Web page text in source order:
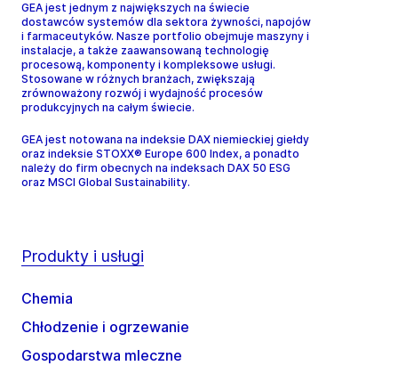
GEA jest jednym z największych na świecie
dostawców systemów dla sektora żywności, napojów
i farmaceutyków. Nasze portfolio obejmuje maszyny i
instalacje, a także zaawansowaną technologię
procesową, komponenty i kompleksowe usługi.
Stosowane w różnych branżach, zwiększają
zrównoważony rozwój i wydajność procesów
produkcyjnych na całym świecie.
GEA jest notowana na indeksie DAX niemieckiej giełdy
oraz indeksie STOXX® Europe 600 Index, a ponadto
należy do firm obecnych na indeksach DAX 50 ESG
oraz MSCI Global Sustainability.
Produkty i usługi
Chemia
Chłodzenie i ogrzewanie
Gospodarstwa mleczne